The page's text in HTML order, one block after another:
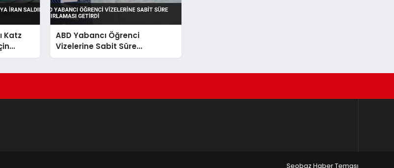
Katz
ABD Yabancı Öğrenci
Vizelerine Sabit Süre
Sınırlaması Getirdi
Seobaz Haber Teması